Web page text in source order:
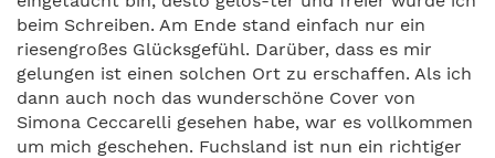
beim Schreiben. Am Ende stand einfach nur ein
riesengroßes Glücksgefühl. Darüber, dass es mir
gelungen ist einen solchen Ort zu erschaffen. Als ich
dann auch noch das wunderschöne Cover von
Simona Ceccarelli gesehen habe, war es vollkommen
um mich geschehen. Fuchsland ist nun ein richtiger